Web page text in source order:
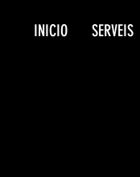
INICIO SERVEIS